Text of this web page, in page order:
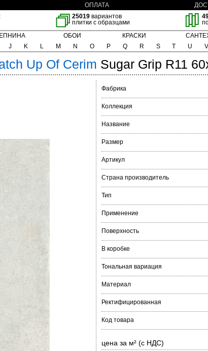
ОПЛАТА
25019 вариантов
плитки с образцами
ОБОИ КРАСКИ
J K L M N O P Q R S T U V
Up Of Cerim Sugar Grip R11
Фабрика
Коллекция
Название
Размер
Артикул
Страна производитель
Тип
Применение
Поверхность
В коробке
Тональная вариация
Материал
Ректифицированная
Код товара
цена за м² (с НДС)